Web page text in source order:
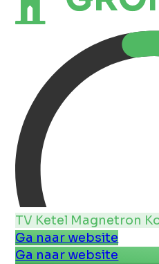
TV Ketel Magnetron
Ga naar website
Ga naar website